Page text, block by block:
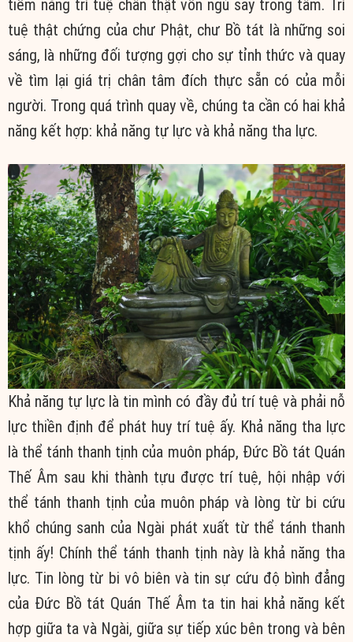
tiềm năng trí tuệ chân thật vốn ngủ say trong tâm. Trí
tuệ thật chứng của chư Phật, chư Bồ tát là những soi
sáng, là những đối tượng gợi cho sự tỉnh thức và quay
về tìm lại giá trị chân tâm đích thực sẵn có của mỗi
người. Trong quá trình quay về, chúng ta cần có hai khả
năng kết hợp: khả năng tự lực và khả năng tha lực.
Khả năng tự lực là tin mình có đầy đủ trí tuệ và phải nỗ
lực thiền định để phát huy trí tuệ ấy. Khả năng tha lực
là thể tánh thanh tịnh của muôn pháp, Đức Bồ tát Quán
Thế Âm sau khi thành tựu được trí tuệ, hội nhập với
thể tánh thanh tịnh của muôn pháp và lòng từ bi cứu
khổ chúng sanh của Ngài phát xuất từ thể tánh thanh
tịnh ấy! Chính thể tánh thanh tịnh này là khả năng tha
lực. Tin lòng từ bi vô biên và tin sự cứu độ bình đẳng
của Đức Bồ tát Quán Thế Âm ta tin hai khả năng kết
hợp giữa ta và Ngài, giữa sự tiếp xúc bên trong và bên